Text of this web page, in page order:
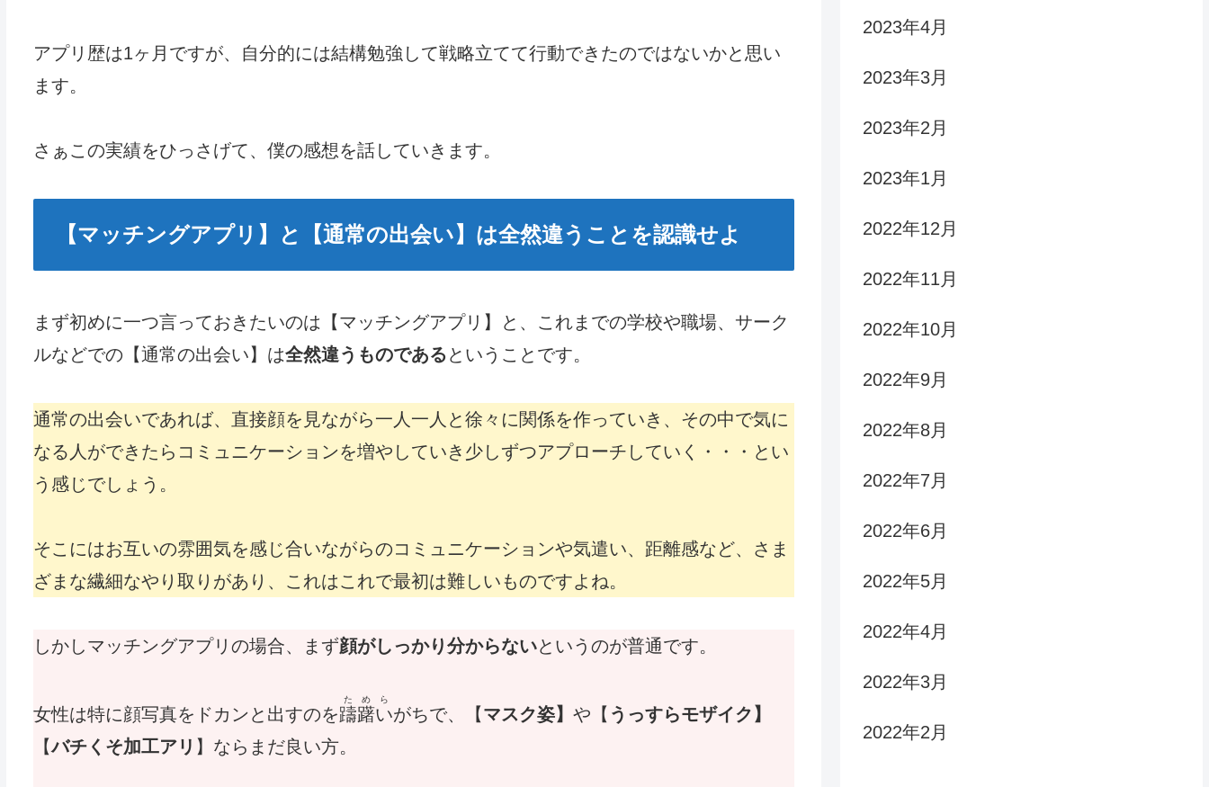
アプリ歴は1ヶ月ですが、自分的には結構勉強して戦略立てて行動できたのではないかと思い
ます。
さぁこの実績をひっさげて、僕の感想を話していきます。
【マッチングアプリ】と【通常の出会い】は全然違うことを認識せよ
まず初めに一つ言っておきたいのは【マッチングアプリ】と、これまでの学校や職場、サーク
ルなどでの【通常の出会い】は全然違うものである ということです。
通常の出会いであれば、直接顔を見ながら一人一人と徐々に関係を作っていき、その中で気に
なる人ができたらコミュニケーションを増やしていき少しずつアプローチしていく・・・とい
う感じでしょう。
そこにはお互いの雰囲気を感じ合いながらのコミュニケーションや気遣い、距離感など、さま
ざまな繊細なやり取りがあり、これはこれで最初は難しいものですよね。
しかしマッチングアプリの場合、まず顔がしっかり分からないというのが普通です。
女性は特に顔写真をドカンと出すのを躊躇い
ためら
がちで、【マスク姿】 や【 うっすらモザイク】
【バチくそ加工アリ 】ならまだ良い方。
2023年4月
2023年3月
2023年2月
2023年1月
2022年12月
2022年11月
2022年10月
2022年9月
2022年8月
2022年7月
2022年6月
2022年5月
2022年4月
2022年3月
2022年2月